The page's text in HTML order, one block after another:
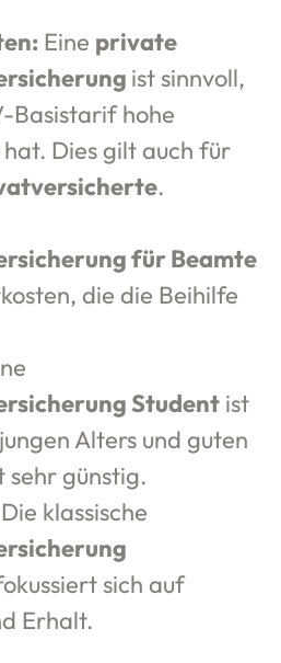
Eine private
ist sinnvoll,
Basistarif hohe
Dies gilt auch für
.
für Beamte
die die Beihilfe
Student ist
Alters und guten
sehr günstig.
Die klassische
sich auf
Erhalt.